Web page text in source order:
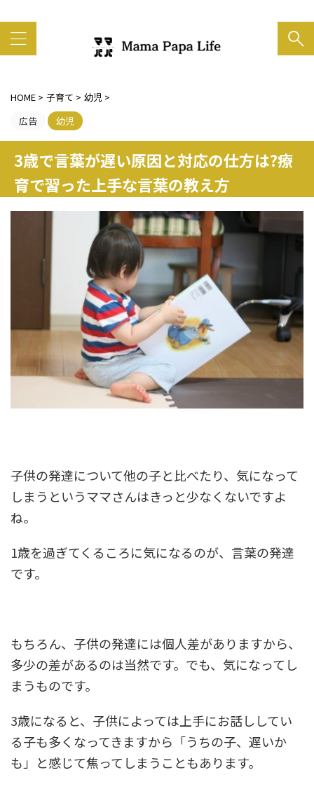
HOME > 子育て > 幼児 >
広告
幼児
3歳で言葉が遅い原因と対応の仕方は?療
育で習った上手な言葉の教え方
子供の発達について他の子と比べたり、気になって
しまうというママさんはきっと少なくないですよ
ね。
1歳を過ぎてくるころに気になるのが、言葉の発達
です。
もちろん、子供の発達には個人差がありますから、
多少の差があるのは当然です。でも、気になってし
まうものです。
3歳になると、子供によっては上手にお話ししてい
る子も多くなってきますから「うちの子、遅いか
も」と感じて焦ってしまうこともあります。